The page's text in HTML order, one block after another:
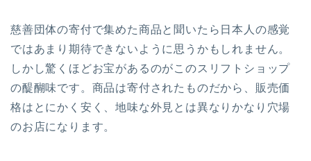
慈善団体の寄付で集めた商品と聞いたら日本人の感覚
ではあまり期待できないように思うかもしれません。
しかし驚くほどお宝があるのがこのスリフトショップ
の醍醐味です。商品は寄付されたものだから、販売価
格はとにかく安く、地味な外見とは異なりかなり穴場
のお店になります。